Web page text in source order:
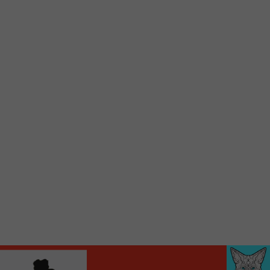
locale vous sont maintenant accessibles en un clic!